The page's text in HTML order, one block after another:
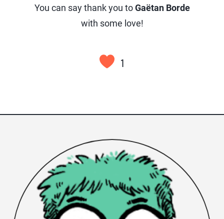
You can say thank you toGaëtan Borde
with some love!
1